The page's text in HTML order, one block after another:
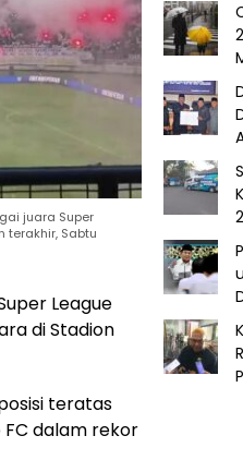
juara Super
Sabtu
League
di Stadion
teratas
FC dalam rekor